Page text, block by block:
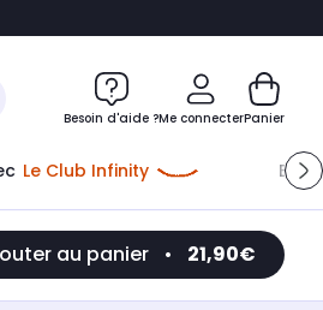
au chatbot
Besoin d'aide ?Me connecterPanier
Le Club Infinity
au panier • 21,90€